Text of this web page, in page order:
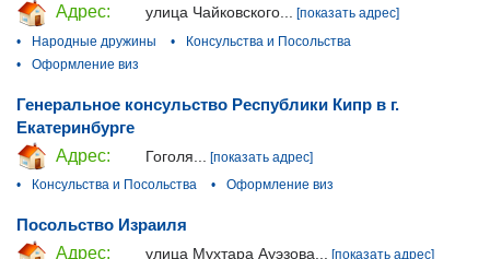
Адрес:
улица Чайковского...
[показать адрес]
•
Народные дружины •
Консульства и Посольства
•
Оформление виз
Генеральное консульство Республики Кипр в г.
Екатеринбурге
Адрес:
Гоголя...
[показать адрес]
•
Консульства и Посольства • Оформление виз
Посольство Израиля
Адрес:
улица Мухтара Ауэзова... [показать адрес]